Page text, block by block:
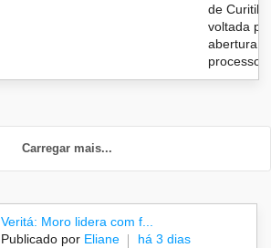
de
voltada
abertura
processo
Carregar mais...
Veritá: Moro lidera com f...
Publicado por Eliane há 3 dias